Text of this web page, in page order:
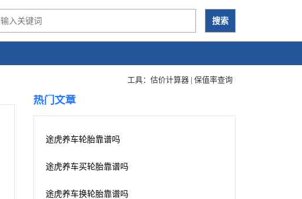
工具： 估价计算器 | 保值率查询
热门文章
途虎养车轮胎靠谱吗
途虎养车买轮胎靠谱吗
途虎养车换轮胎靠谱吗